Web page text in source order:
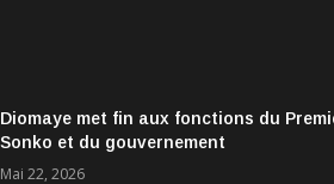
Diomaye met fin aux fonctions du
Sonko et du gouvernement
Mai 22, 2026